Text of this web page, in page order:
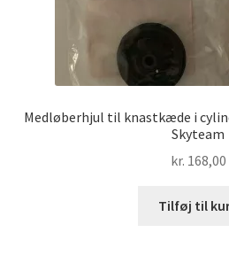
Medløberhjul til knastkæde i
Skyteam
kr. 168,00
Tilføj til